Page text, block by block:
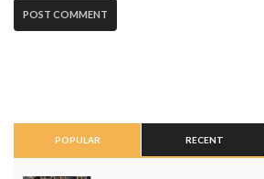
POPULAR RECENT